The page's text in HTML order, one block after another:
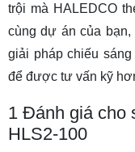
trội mà HALEDCO
cùng dự án của
giải pháp chiếu
để được tư vấn kỹ
1 Đánh giá cho
HLS2-100